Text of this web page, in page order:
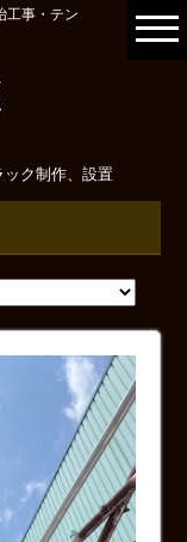
工事・テン
ク制作、設置